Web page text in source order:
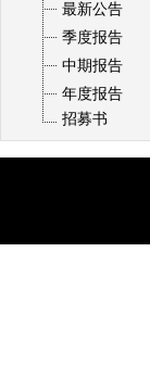
最新公告
季度报告
中期报告
年度报告
招募书